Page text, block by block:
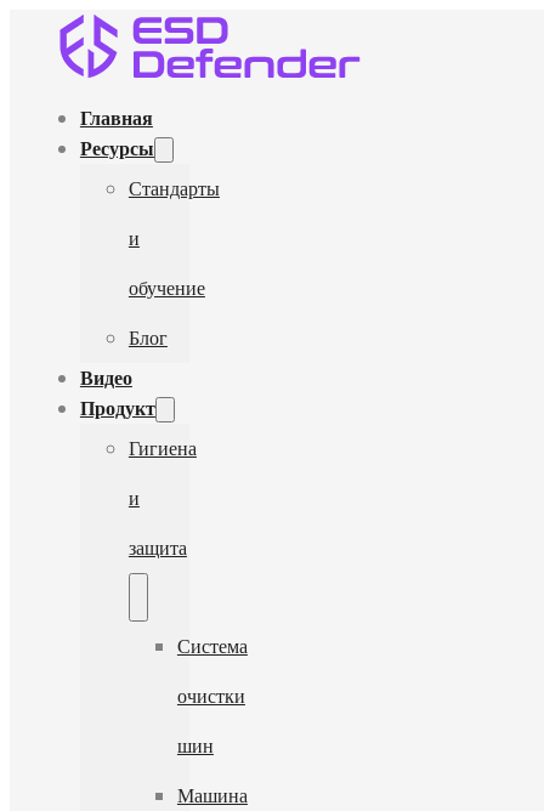
Главная
Ресурсы
Стандарты
и
обучение
Блог
Видео
Продукт
Гигиена
и
защита
Система
очистки
шин
Машина